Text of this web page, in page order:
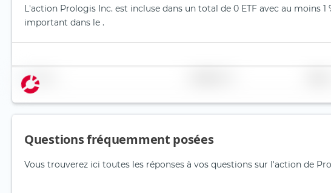
L'action Prologis Inc. est incluse dans un total de 0 ETF avec au moins
important dans le .
Nom
Questions fréquemment posées
Vous trouverez ici toutes les réponses à vos questions sur l'action de